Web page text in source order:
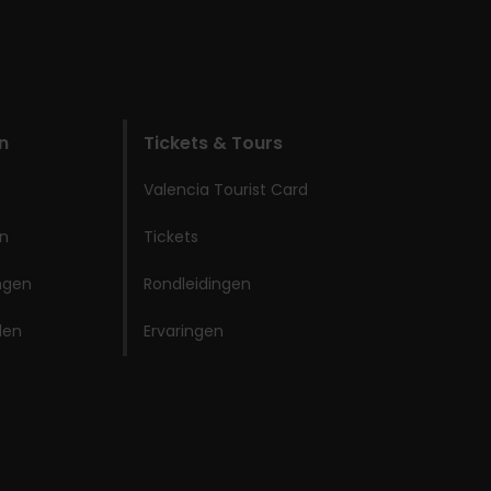
Tickets & Tours
Valencia Tourist Card
Tickets
Rondleidingen
Ervaringen